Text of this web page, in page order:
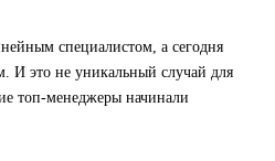
специалистом, а сегодня
И это не уникальный случай для
топ-менеджеры начинали